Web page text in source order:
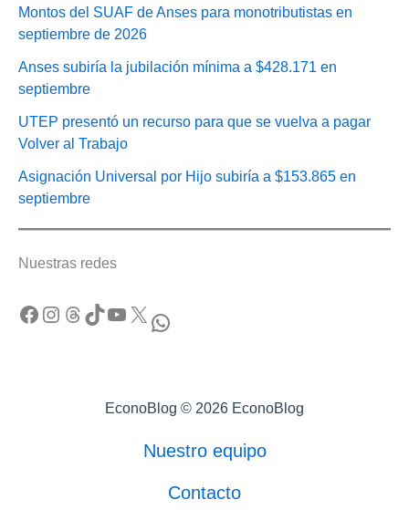
Montos del SUAF de Anses para monotributistas en
septiembre de 2026
Anses subiría la jubilación mínima a $428.171 en
septiembre
UTEP presentó un recurso para que se vuelva a pagar
Volver al Trabajo
Asignación Universal por Hijo subiría a $153.865 en
septiembre
Nuestras redes
Facebook Instagram Threads TikTok YouTube X WhatsApp
EconoBlog © 2026 EconoBlog
Nuestro equipo
Contacto